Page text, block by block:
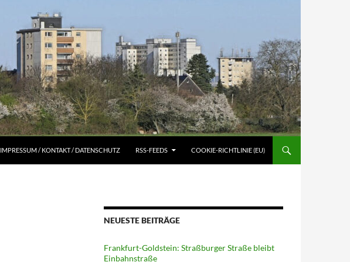
IMPRESSUM / KONTAKT / DATENSCHUTZ RSS-FEEDS COOKIE-RICHTLINIE (EU)
NEUESTE BEITRÄGE
Frankfurt-Goldstein: Straßburger Straße bleibt
Einbahnstraße